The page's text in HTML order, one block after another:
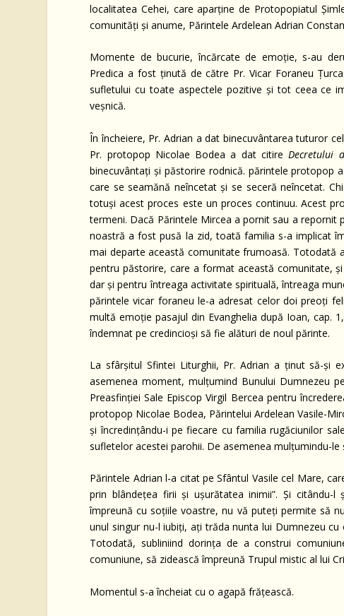
localitatea Cehei, care aparţine de Protopopiatul
comunităţi şi anume, Părintele Ardelean Adrian
Momente de bucurie, încărcate de emoţie, s-au
Predica a fost ținută de către Pr. Vicar Foraneu
sufletului cu toate aspectele pozitive şi tot ceea ce
veşnică.
În încheiere, Pr. Adrian a dat binecuvântarea tuturor
Pr. protopop Nicolae Bodea a dat citire Decretului
binecuvântaţi şi păstorire rodnică. părintele protopop
care se seamănă neîncetat şi se seceră neîncetat.
totuşi acest proces este un proces continuu. Acest
termeni. Dacă Părintele Mircea a pornit sau a repornit
noastră a fost pusă la zid, toată familia s-a implicat
mai departe această comunitate frumoasă. Totodată
pentru păstorire, care a format această comunitate,
dar şi pentru întreaga activitate spirituală, întreaga
părintele vicar foraneu le-a adresat celor doi preoţi
multă emoţie pasajul din Evanghelia după Ioan, cap.
îndemnat pe credincioşi să fie alături de noul părinte.
La sfârşitul Sfintei Liturghii, Pr. Adrian a ţinut să-şi
asemenea moment, mulţumind Bunului Dumnezeu
Preasfinţiei Sale Episcop Virgil Bercea pentru
protopop Nicolae Bodea, Părintelui Ardelean Vasile-
şi încredinţându-i pe fiecare cu familia rugăciunilor
sufletelor acestei parohii. De asemenea mulţumindu-
Părintele Adrian l-a citat pe Sfântul Vasile cel Mare,
prin blândeţea firii şi uşurătatea inimii”. Şi
împreună cu soţiile voastre, nu vă puteţi permite să
unul singur nu-l iubiţi, aţi trăda nunta lui Dumnezeu cu
Totodată, subliniind dorinţa de a construi
comuniune, să zidească împreună Trupul mistic al lui
Momentul s-a încheiat cu o agapă frăţească.